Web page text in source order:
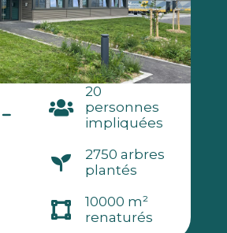
20
personnes
impliquées
2750 arbres
plantés
10000 m²
renaturés